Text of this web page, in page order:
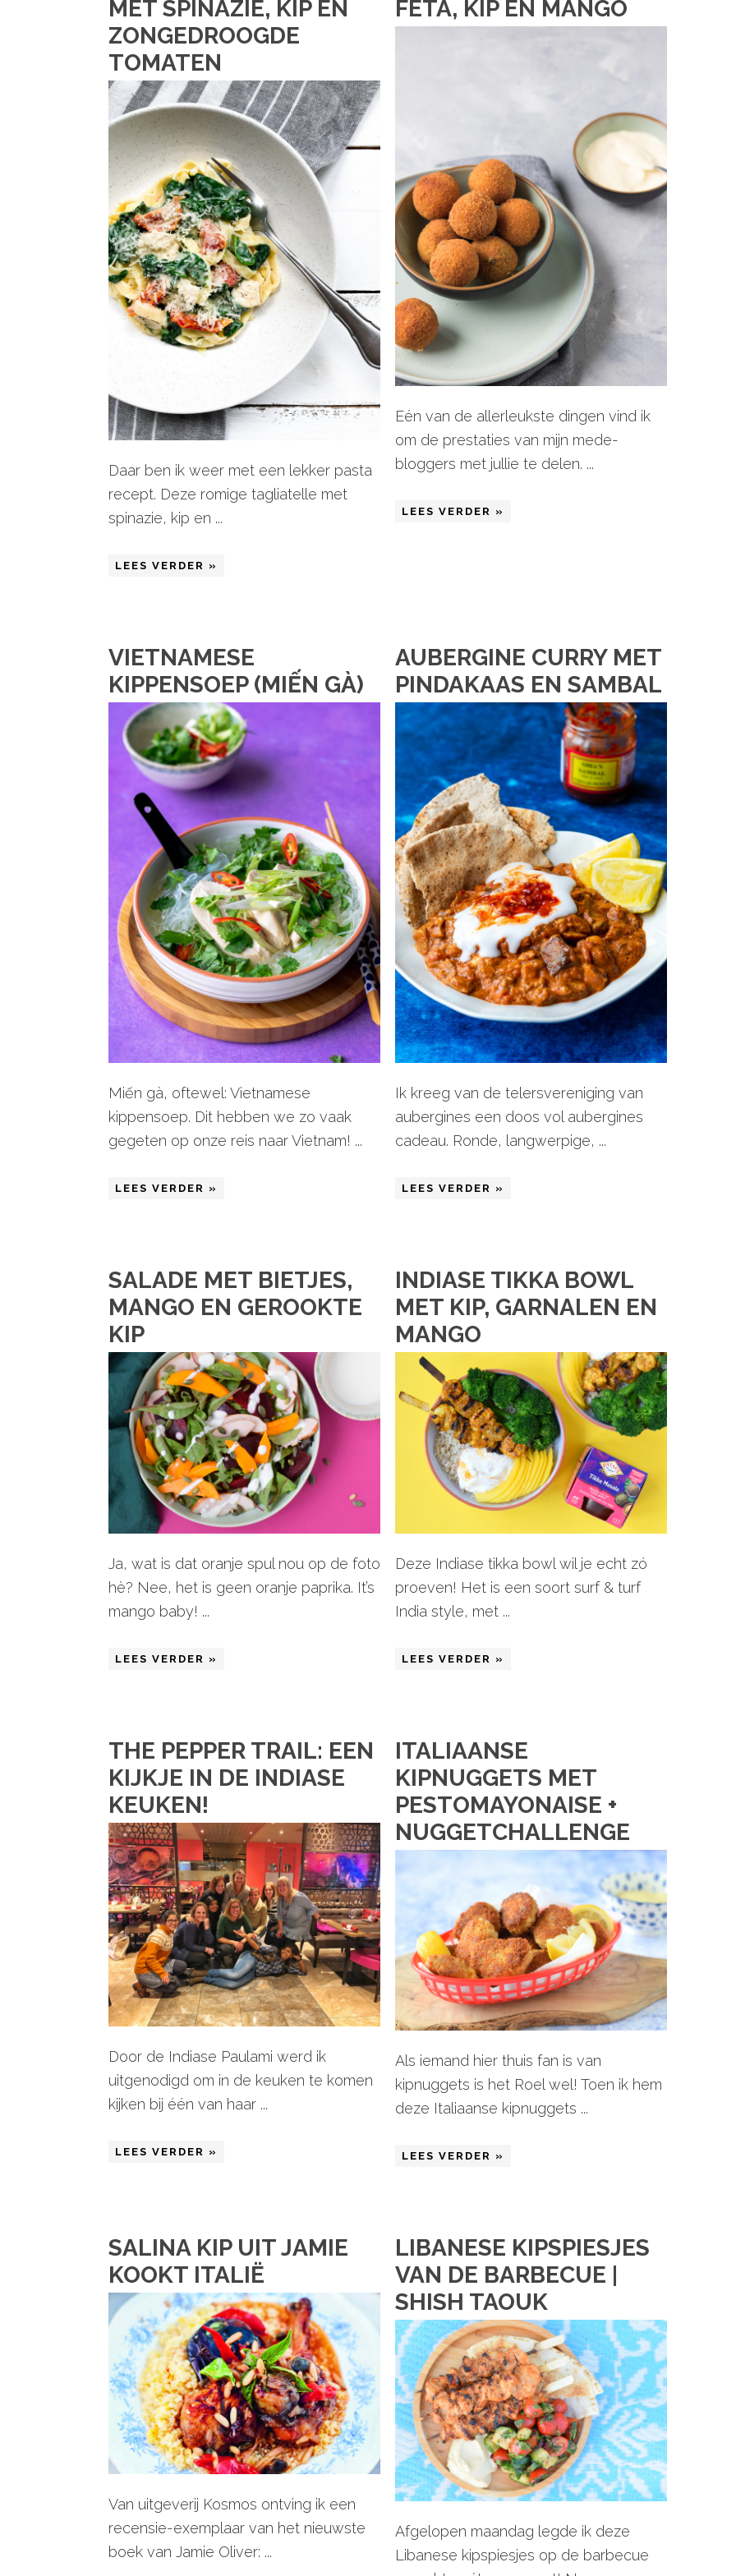
MET SPINAZIE, KIP EN
ZONGEDROOGDE
TOMATEN
Daar ben ik weer met een lekker pasta
recept. Deze romige tagliatelle met
spinazie, kip en ...
LEES VERDER »
FETA, KIP EN MANGO
Eén van de allerleukste dingen vind ik
om de prestaties van mijn mede-
bloggers met jullie te delen. ...
LEES VERDER »
VIETNAMESE
KIPPENSOEP (MIẾN GÀ)
Miến gà, oftewel: Vietnamese
kippensoep. Dit hebben we zo vaak
gegeten op onze reis naar Vietnam! ...
LEES VERDER »
AUBERGINE CURRY MET
PINDAKAAS EN SAMBAL
Ik kreeg van de telersvereniging van
aubergines een doos vol aubergines
cadeau. Ronde, langwerpige, ...
LEES VERDER »
SALADE MET BIETJES,
MANGO EN GEROOKTE
KIP
Ja, wat is dat oranje spul nou op de foto
hè? Nee, het is geen oranje paprika. It’s
mango baby! ...
LEES VERDER »
INDIASE TIKKA BOWL
MET KIP, GARNALEN EN
MANGO
Deze Indiase tikka bowl wil je echt zó
proeven! Het is een soort surf & turf
India style, met ...
LEES VERDER »
THE PEPPER TRAIL: EEN
KIJKJE IN DE INDIASE
KEUKEN!
Door de Indiase Paulami werd ik
uitgenodigd om in de keuken te komen
kijken bij één van haar ...
LEES VERDER »
ITALIAANSE
KIPNUGGETS MET
PESTOMAYONAISE +
NUGGETCHALLENGE
Als iemand hier thuis fan is van
kipnuggets is het Roel wel! Toen ik hem
deze Italiaanse kipnuggets ...
LEES VERDER »
SALINA KIP UIT JAMIE
KOOKT ITALIË
Van uitgeverij Kosmos ontving ik een
recensie-exemplaar van het nieuwste
boek van Jamie Oliver: ...
LIBANESE KIPSPIESJES
VAN DE BARBECUE |
SHISH TAOUK
Afgelopen maandag legde ik deze
Libanese kipspiesjes op de barbecue